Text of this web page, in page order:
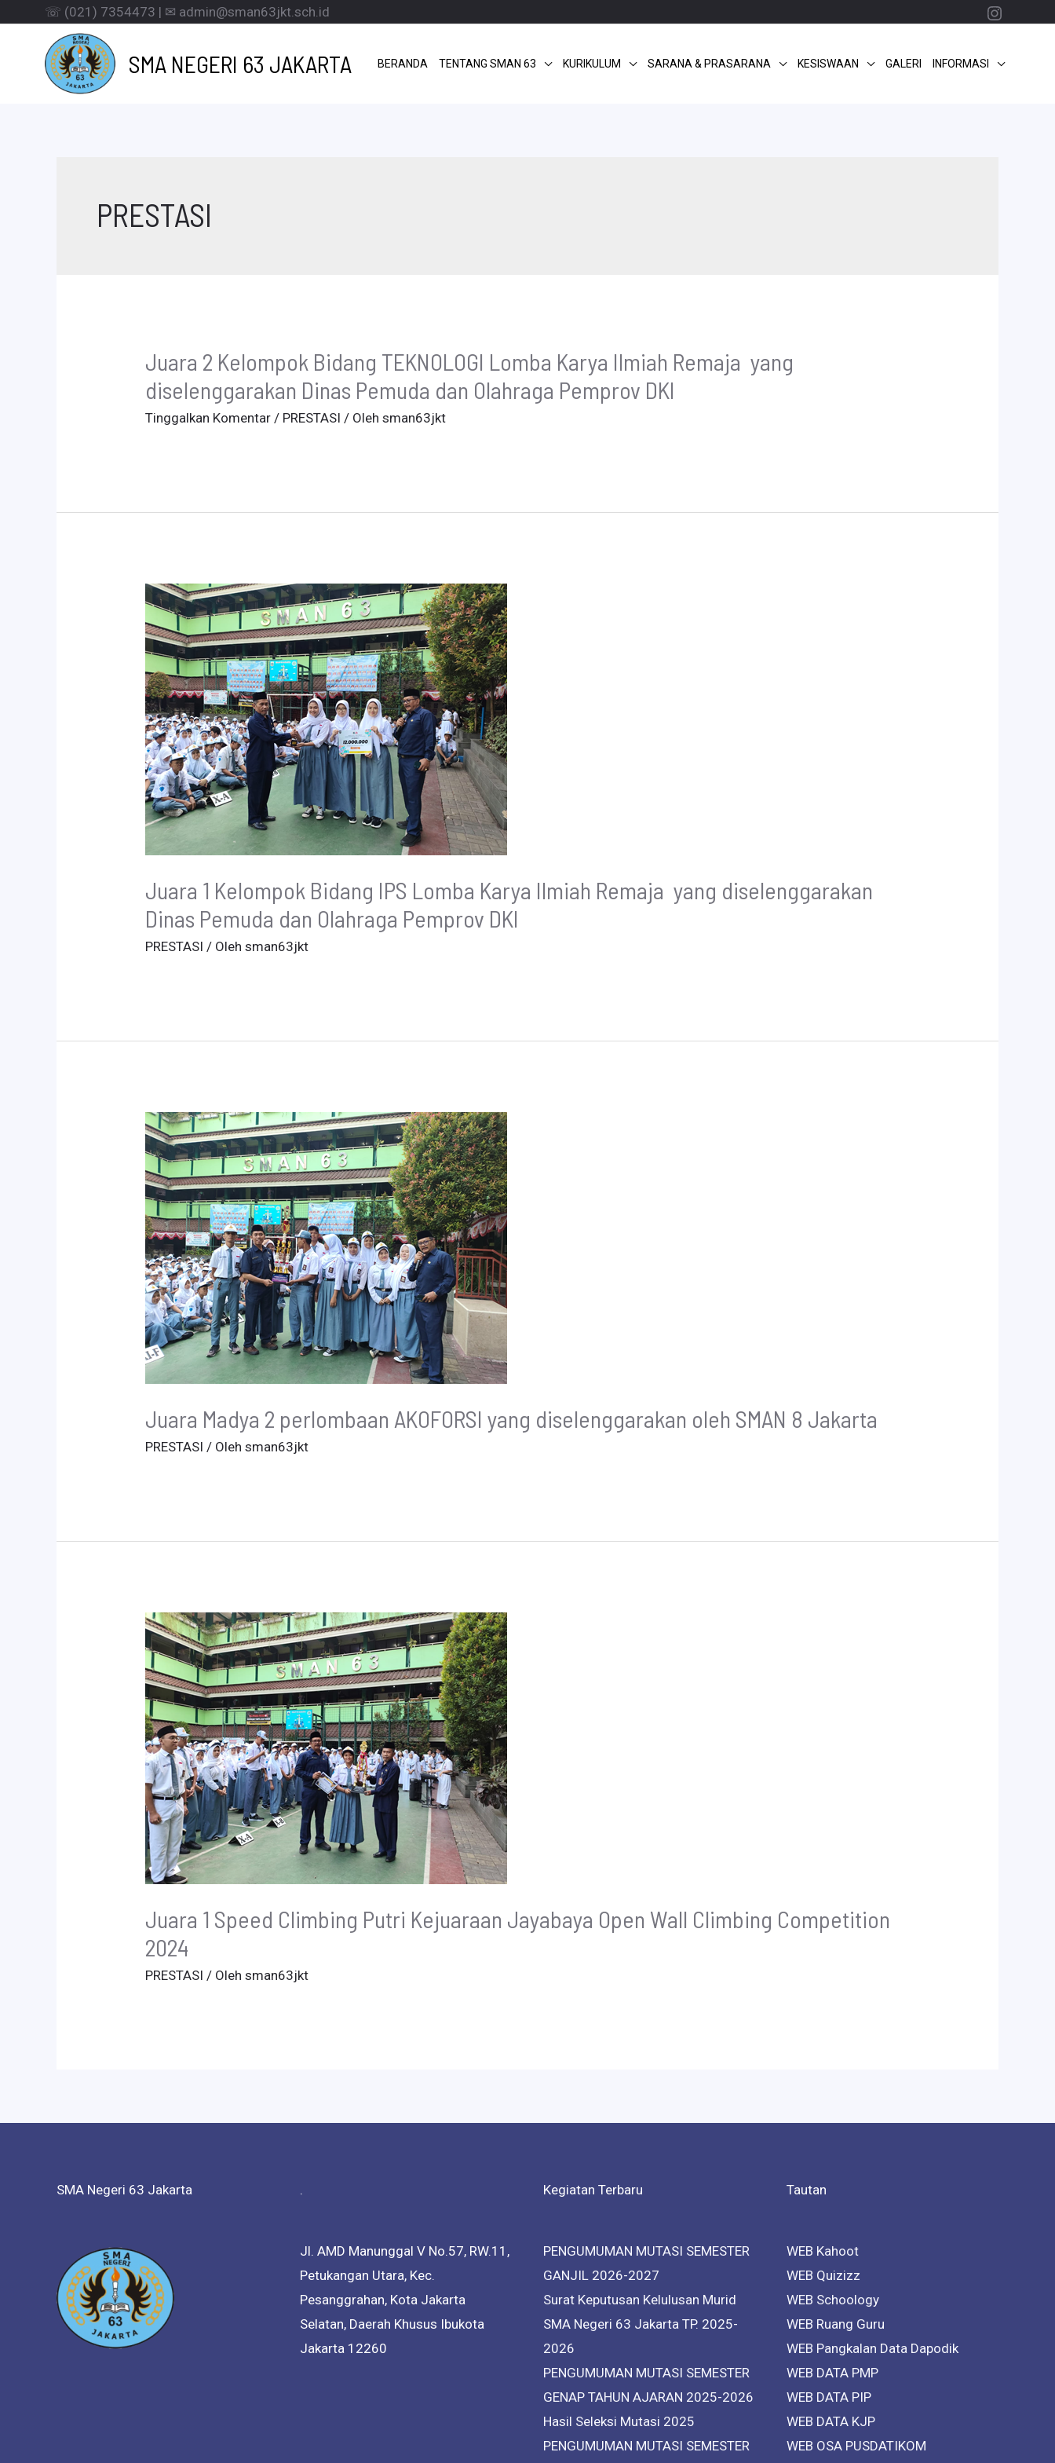
☏ (021) 7354473 | ✉ admin@sman63jkt.sch.id
SMA NEGERI 63 JAKARTA BERANDA TENTANG SMAN 63 KURIKULUM SARANA & PRASARANA KESISWAAN GALERI INFORMASI
PRESTASI
Juara 2 Kelompok Bidang TEKNOLOGI Lomba Karya Ilmiah Remaja yang
diselenggarakan Dinas Pemuda dan Olahraga Pemprov DKI
Tinggalkan Komentar / PRESTASI / Olehsman63jkt
Juara 1 Kelompok Bidang IPS Lomba Karya Ilmiah Remaja yang diselenggarakan
Dinas Pemuda dan Olahraga Pemprov DKI
PRESTASI / Olehsman63jkt
Juara Madya 2 perlombaan AKOFORSI yang diselenggarakan oleh SMAN 8 Jakarta
PRESTASI / Olehsman63jkt
Juara 1 Speed Climbing Putri Kejuaraan Jayabaya Open Wall Climbing Competition
2024
PRESTASI / Olehsman63jkt
SMA Negeri 63 Jakarta .
Jl. AMD Manunggal V No.57, RW.11,
Petukangan Utara, Kec.
Pesanggrahan, Kota Jakarta
Selatan, Daerah Khusus Ibukota
Jakarta 12260
Kegiatan Terbaru
PENGUMUMAN MUTASI SEMESTER
GANJIL 2026-2027
Surat Keputusan Kelulusan Murid
SMA Negeri 63 Jakarta TP. 2025-
2026
PENGUMUMAN MUTASI SEMESTER
GENAP TAHUN AJARAN 2025-2026
Hasil Seleksi Mutasi 2025
PENGUMUMAN MUTASI SEMESTER
Tautan
WEB Kahoot
WEB Quizizz
WEB Schoology
WEB Ruang Guru
WEB Pangkalan Data Dapodik
WEB DATA PMP
WEB DATA PIP
WEB DATA KJP
WEB OSA PUSDATIKOM